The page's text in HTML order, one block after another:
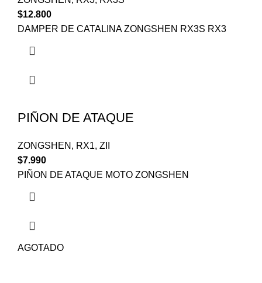
$12.800
DAMPER DE CATALINA ZONGSHEN RX3S RX3
PIÑON DE ATAQUE
ZONGSHEN , RX1, ZII
$7.990
PIÑON DE ATAQUE MOTO ZONGSHEN
AGOTADO